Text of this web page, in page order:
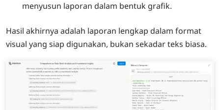
menyusun laporan dalam bentuk grafik.
Hasil akhirnya adalah laporan lengkap dalam format
visual yang siap digunakan, bukan sekadar teks biasa.